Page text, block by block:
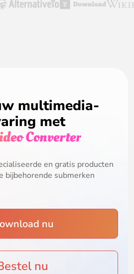
multimedia-
met
Converter
en gratis producten
bijbehorende submerken
nu
nu